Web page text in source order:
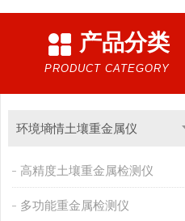
产品分类
PRODUCT CATEGORY
环境墒情土壤重金属仪
高精度土壤重金属检测仪
多功能重金属检测仪